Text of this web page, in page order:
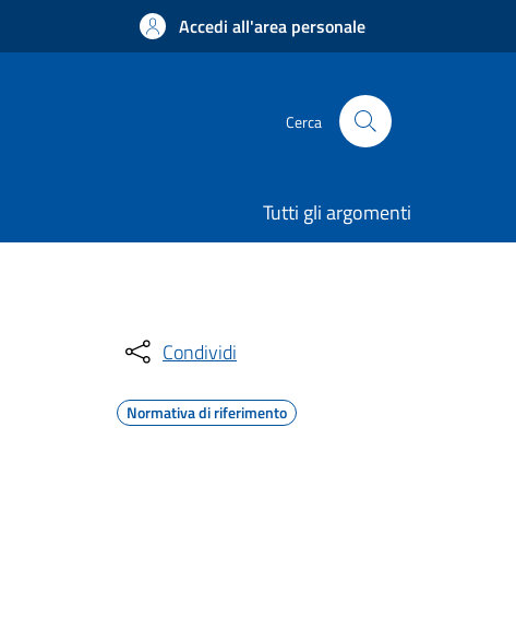
Accedi all'area personale
Cerca
Tutti gli argomenti
Condividi
Normativa di riferimento